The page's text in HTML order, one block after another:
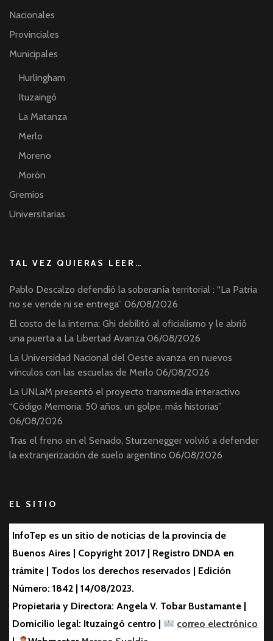
Nacionales
Provinciales
Municipales
Hurlingham
Ituzaingó
La Matanza
Merlo
Moreno
Morón
Gremios
Universitarias
TAL VEZ QUIERAS LEER…
Pablo Descalzo defendió la soberanía territorial : “La Patria
no se vende ni se entrega” 06/08/2026
El costo de la interna: Ghi debilitó al oficialismo y le abrió
una puerta a La Libertad Avanza 06/08/2026
La Universidad Nacional del Oeste avanza en nuevos
vínculos con las escuelas de Merlo 06/08/2026
La UNLaM presentó el proyecto transmedia interactivo
“Código Memoria: 50 años, un golpe, más historias”
06/08/2026
Tras el freno en el Senado, Sturzenegger volvió a defender
la extranjerización de suelo argentino 06/08/2026
EL SITIO
InfoTep es un sitio de noticias de la provincia de
Buenos Aires | Copyright 2017 | Registro DNDA en
trámite | Todos los derechos reservados | Edición
Número: 1842 | 14/08/2023.
Propietaria y Directora: Angela V. Tobar Bustamante |
Domicilio legal: Ituzaingó centro |
correo electrónico